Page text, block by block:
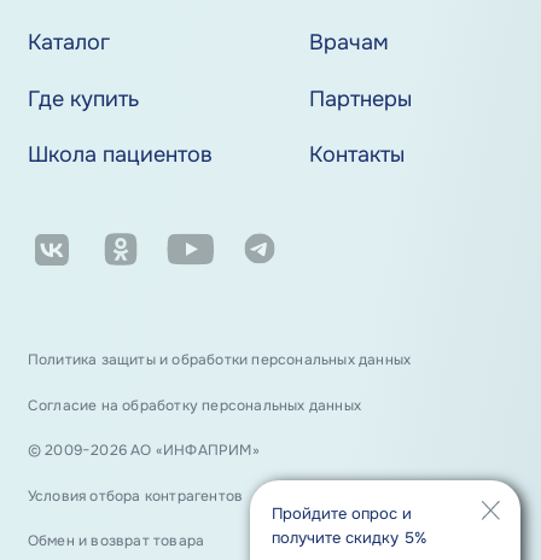
Пройдите опрос и
получите скидку 5%
Каталог
Врачам
Где купить
Партнеры
Школа пациентов
Контакты
Политика защиты и обработки персональных данных
Согласие на обработку персональных данных
© 2009−2026 АО «ИНФАПРИМ»
Условия отбора контрагентов
Обмен и возврат товара